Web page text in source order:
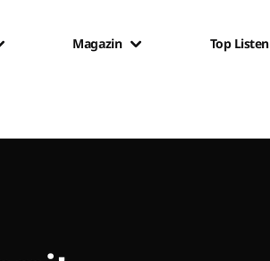
Magazin Top Listen